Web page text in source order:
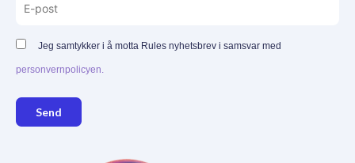
Jeg samtykker i å motta Rules nyhetsbrev i samsvar med
personvernpolicyen.
Send